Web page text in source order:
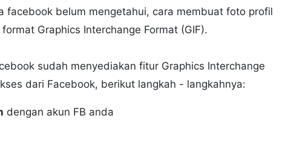
facebook belum mengetahui, cara membuat foto profil
Graphics Interchange Format (GIF).
sudah menyediakan fitur Graphics Interchange
dari Facebook, berikut langkah - langkahnya:
dengan akun FB anda